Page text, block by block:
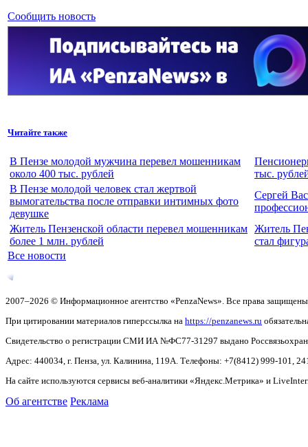
Сообщить новость
Читайте также
В Пензе молодой мужчина перевел мошенникам
около 400 тыс. рублей
тыс.
В Пензе молодой человек стал жертвой
вымогательства после отправки интимных фото
девушке
Сергей
Житель Пензенской области перевел мошенникам
более 1 млн. рублей
Житель
стал
Все новости
2007–2026 © Информационное агентство «PenzaNews». Все права
При цитировании материалов гиперссылка на https://penzanews.ru
Свидетельство о регистрации СМИ ИА №ФС77-31297 выдано
Адрес: 440034, г. Пенза, ул. Калинина, 119А. Телефоны: +7(8412) 999-101,
На сайте используются сервисы веб-аналитики «Яндекс.Метрика» и
Об агентстве Реклама